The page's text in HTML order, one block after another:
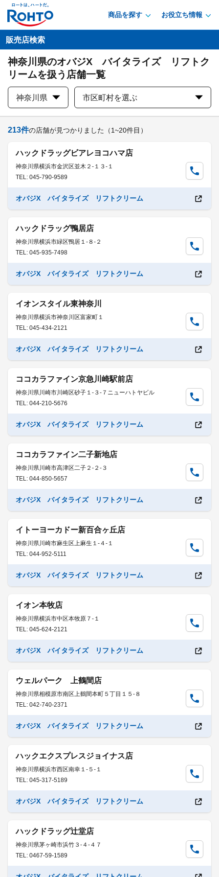
商品を探す お役立ち情報
販売店検索
神奈川県のオバジX バイタライズ リフトク
リームを扱う店舗一覧
神奈川県 市区町村を選ぶ
213件の店舗が見つかりました （1~20件目）
ハックドラッグビアレヨコハマ店
神奈川県横浜市金沢区並木２-１３-１
TEL: 045-790-9589
オバジX バイタライズ リフトクリーム
ハックドラッグ鴨居店
神奈川県横浜市緑区鴨居１-８-２
TEL: 045-935-7498
オバジX バイタライズ リフトクリーム
イオンスタイル東神奈川
神奈川県横浜市神奈川区富家町１
TEL: 045-434-2121
オバジX バイタライズ リフトクリーム
ココカラファイン京急川崎駅前店
神奈川県川崎市川崎区砂子１-３-７ニューハトヤビル
TEL: 044-210-5676
オバジX バイタライズ リフトクリーム
ココカラファイン二子新地店
神奈川県川崎市高津区二子２-２-３
TEL: 044-850-5657
オバジX バイタライズ リフトクリーム
イトーヨーカドー新百合ヶ丘店
神奈川県川崎市麻生区上麻生１-４-１
TEL: 044-952-5111
オバジX バイタライズ リフトクリーム
イオン本牧店
神奈川県横浜市中区本牧原７-１
TEL: 045-624-2121
オバジX バイタライズ リフトクリーム
ウェルパーク 上鶴間店
神奈川県相模原市南区上鶴間本町５丁目１５-８
TEL: 042-740-2371
オバジX バイタライズ リフトクリーム
ハックエクスプレスジョイナス店
神奈川県横浜市西区南幸１-５-１
TEL: 045-317-5189
オバジX バイタライズ リフトクリーム
ハックドラッグ辻堂店
神奈川県茅ヶ崎市浜竹３-４-４７
TEL: 0467-59-1589